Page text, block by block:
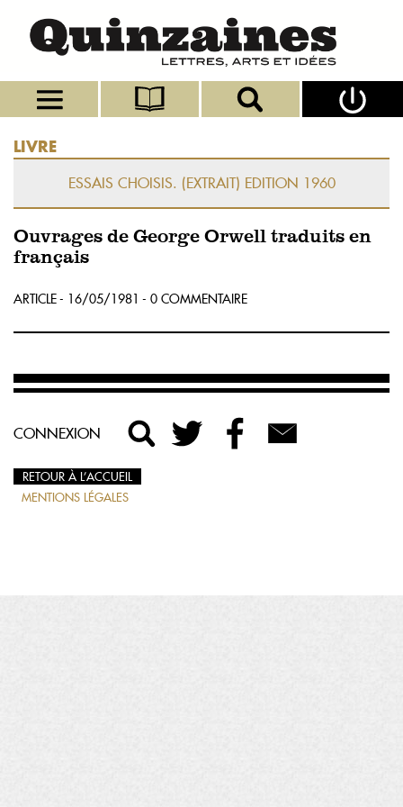
LIVRE
ESSAIS CHOISIS. (EXTRAIT) EDITION 1960
Ouvrages de George Orwell traduits en
français
ARTICLE - 16/05/1981 - 0 COMMENTAIRE
CONNEXION
RETOUR À L’ACCUEIL
MENTIONS LÉGALES